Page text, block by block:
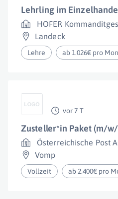
Lehrling im
HOFER
Landeck
Lehre ab 1.026€ pro
vor 7 T
Zusteller*in Paket (m/
Österreichische Post
Vomp
Vollzeit ab 2.400€ pro